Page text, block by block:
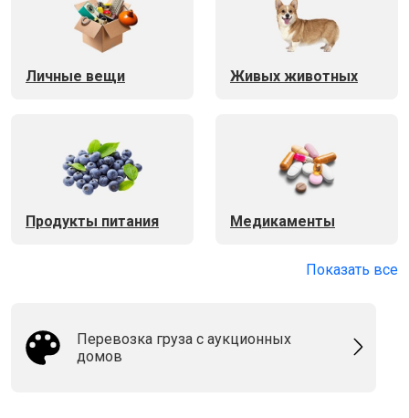
Личные вещи Живых животных
Продукты питания Медикаменты
Показать все
Перевозка груза с аукционных
домов